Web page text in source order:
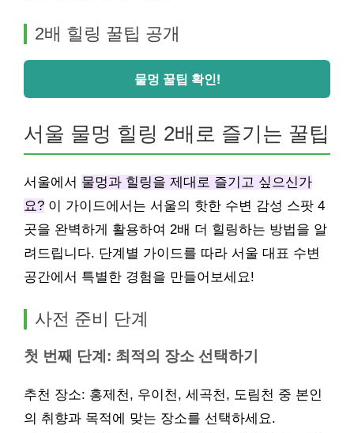
2배 힐링 꿀팁 공개
물멍 꿀팁 확인!
서울 물멍 힐링 2배로 즐기는 꿀팁
서울에서 물멍과 힐링을 제대로 즐기고 싶으신가
요? 이 가이드에서는 서울의 핫한 수변 감성 스팟 4
곳을 완벽하게 활용하여 2배 더 힐링하는 방법을 알
려드립니다. 단계별 가이드를 따라 서울 대표 수변
공간에서 특별한 경험을 만들어보세요!
사전 준비 단계
첫 번째 단계: 최적의 장소 선택하기
추천 장소: 홍제천, 우이천, 세곡천, 도림천 중 본인
의 취향과 목적에 맞는 장소를 선택하세요.